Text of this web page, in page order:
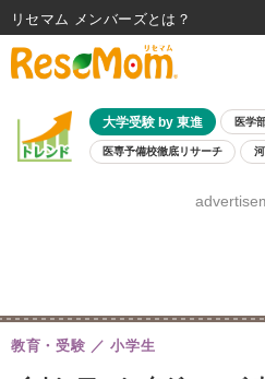
大学受験 by 東進 医学
医専予備校徹底リサーチ
8月開催学校説明
教育・受験 小学生
リセマム メンバーズ